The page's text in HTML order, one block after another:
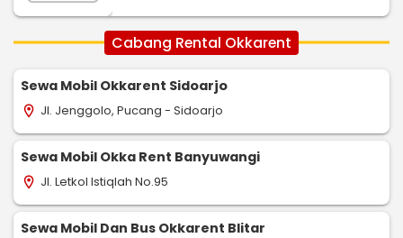
Cabang Rental Okkarent
Sewa Mobil Okkarent Sidoarjo
location_on Jl. Jenggolo, Pucang - Sidoarjo
Sewa Mobil Okka Rent Banyuwangi
location_on Jl. Letkol Istiqlah No.95
Sewa Mobil Dan Bus Okkarent Blitar